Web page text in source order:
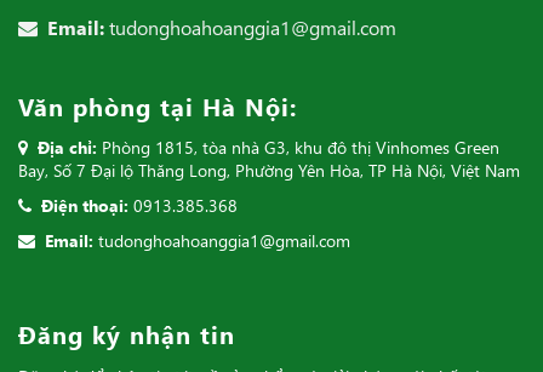
Email:tudonghoahoanggia1@gmail.com
Văn phòng tại Hà Nội:
Địa chỉ: Phòng 1815, tòa nhà G3, khu đô thị Vinhomes Green
Bay, Số 7 Đại lộ Thăng Long, Phường Yên Hòa, TP Hà Nội, Việt Nam
Điện thoại: 0913.385.368
Email: tudonghoahoanggia1@gmail.com
Đăng ký nhận tin